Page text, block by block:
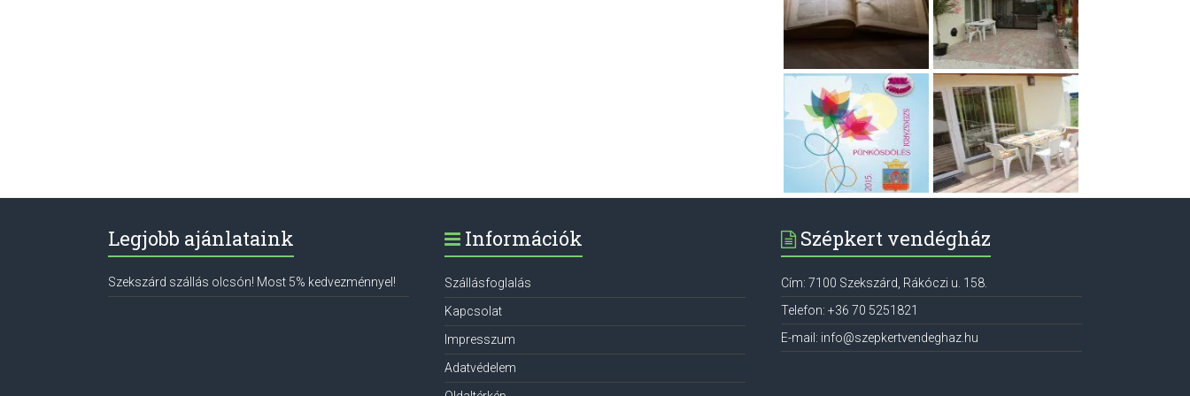
Legjobb ajánlataink
Szekszárd szállás olcsón! Most 5% kedvezménnyel!
Információk
Szállásfoglalás
Kapcsolat
Impresszum
Adatvédelem
Szépkert vendégház
Cím: 7100 Szekszárd Rákóczi u. 158.
Telefon:+36 70 5251821
E-mail: info@szepkertvendeghaz.hu